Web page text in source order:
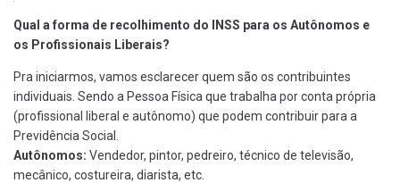
Qual a forma de recolhimento do INSS para os Autônomos e
os Profissionais Liberais?
Pra iniciarmos, vamos esclarecer quem são os contribuintes
individuais. Sendo a Pessoa Física que trabalha por conta própria
(profissional liberal e autônomo) que podem contribuir para a
Previdência Social.
Autônomos: Vendedor, pintor, pedreiro, técnico de televisão,
mecânico, costureira, diarista, etc.